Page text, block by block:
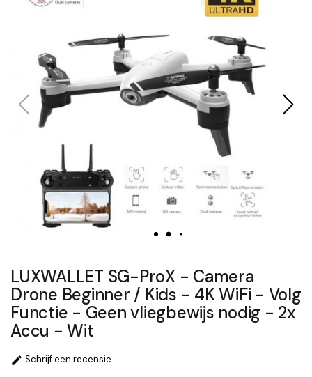
LUXWALLET SG-ProX - Camera
Drone Beginner / Kids - 4K WiFi - Volg
Functie - Geen vliegbewijs nodig - 2x
Accu - Wit
 Schrijf een recensie